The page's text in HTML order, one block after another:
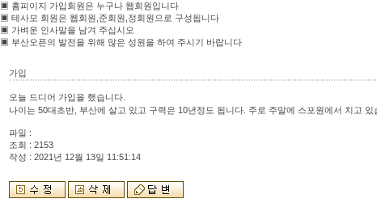
▣ 홈피이지 가입회원은 누구나 웹회원입니다
▣ 테사모 회원은 웹회원,준회원,정회원으로 구성됩니다
▣ 가벼운 인사말을 남겨 주십시오
▣ 부산오픈의 발전을 위해 많은 성원을 하여 주시기 바랍니다
가입
오늘 드디어 가입을 했습니다.
나이는 50대초반, 부산에 살고 있고 구력은 10년정도 됩니다. 주로 주말에 스포원에서 치고 있
파일 :
조회 : 2153
작성 : 2021년 12월 13일 11:51:14